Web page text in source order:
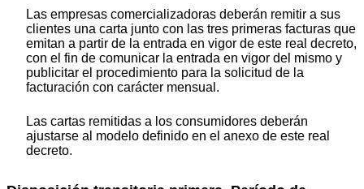
Las empresas comercializadoras deberán remitir a sus
clientes una carta junto con las tres primeras facturas que
emitan a partir de la entrada en vigor de este real decreto,
con el fin de comunicar la entrada en vigor del mismo y
publicitar el procedimiento para la solicitud de la
facturación con carácter mensual.
Las cartas remitidas a los consumidores deberán
ajustarse al modelo definido en el anexo de este real
decreto.